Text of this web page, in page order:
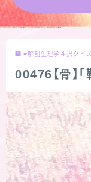
★スペシャルア
お問い合わせ
サイトマップ
■解剖生理学４択クイ
00476【骨】